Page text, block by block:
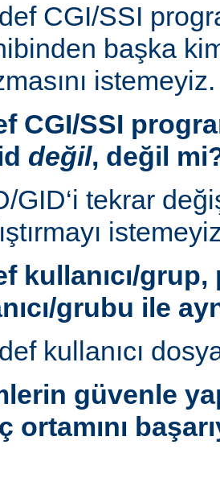
CGI/SSI
başka
istemeyiz.
CGI/SSI
değil, değil
GID‘i tekrar
kullanıcı/grup,
grubu ile
kullanıcı
güvenle
ortamını